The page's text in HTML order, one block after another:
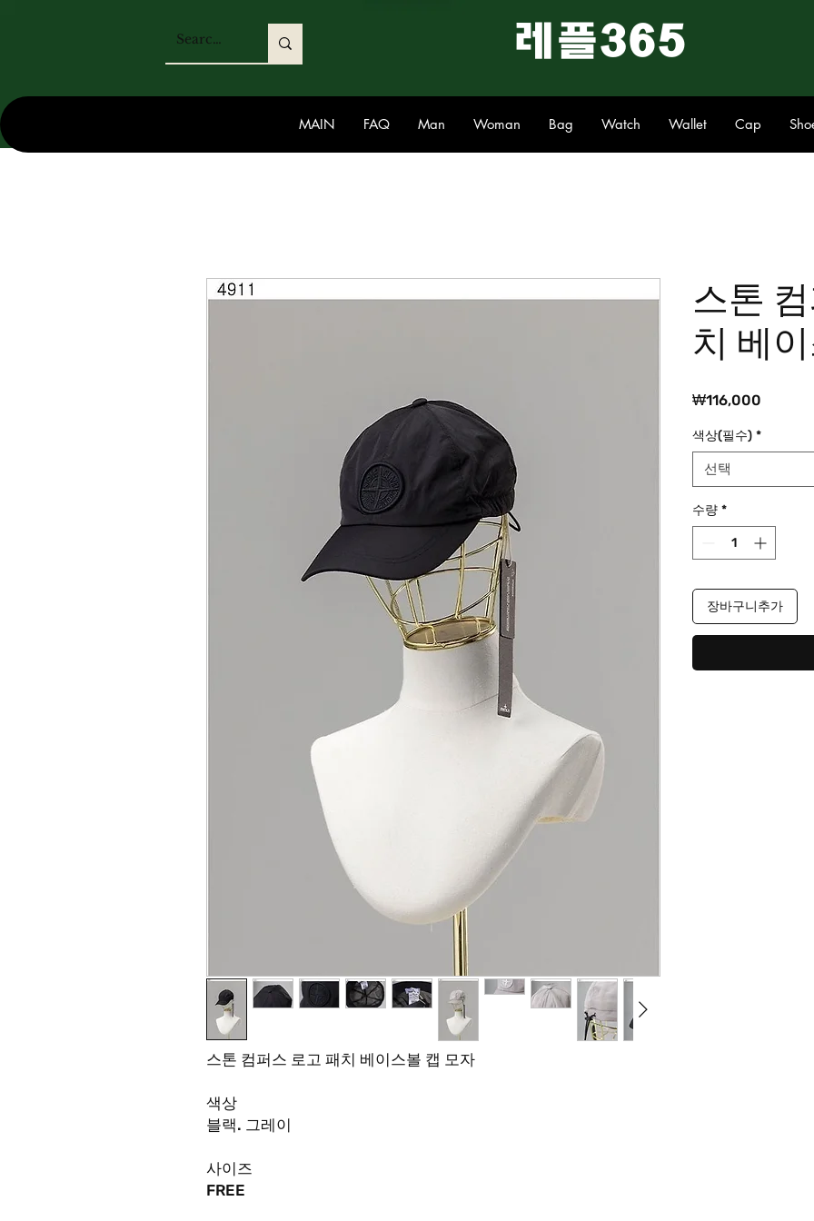
​레플365
MAIN FAQ Man Woman Bag Watch Wallet Cap
스톤 컴퍼스 로고 패치 베이스볼 캡 모자
색상
블랙. 그레이
사이즈
FREE
스톤
치 베
₩116,000
색상(필수) *
선택
수량 *
장바구니추가